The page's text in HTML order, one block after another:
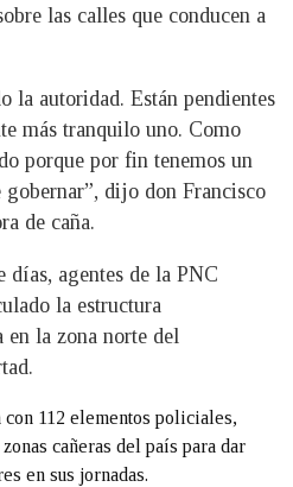
las calles que conducen a
la autoridad. Están pendientes
más tranquilo uno. Como
porque por fin tenemos un
gobernar”, dijo don Francisco
de caña.
agentes de la PNC
la estructura
en la zona norte del
con 112 elementos policiales,
cañeras del país para dar
en sus jornadas.